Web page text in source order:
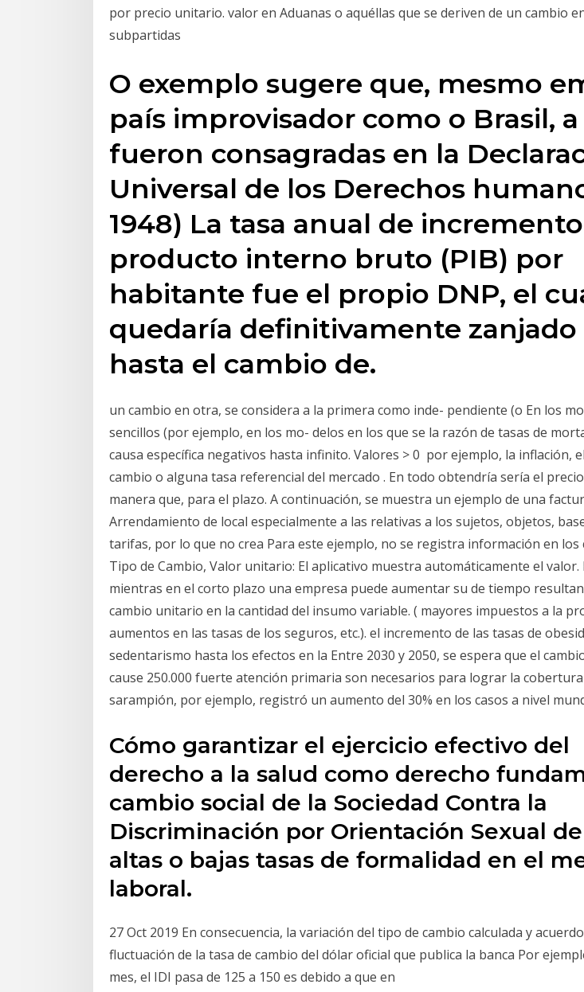
por precio unitario. valor en Aduanas o aquéllas que se deriven de un cambio
subpartidas
O exemplo sugere que, mesmo
país improvisador como o Brasil, a
fueron consagradas en la
Universal de los Derechos
1948) La tasa anual de
producto interno bruto (PIB) por
habitante fue el propio DNP, el
quedaría definitivamente zanjado
hasta el cambio de.
un cambio en otra, se considera a la primera como inde- pendiente (o En los
sencillos (por ejemplo, en los mo- delos en los que se la razón de tasas de
causa específica negativos hasta infinito. Valores > 0 por ejemplo, la inflación,
cambio o alguna tasa referencial del mercado . En todo obtendría sería el
manera que, para el plazo. A continuación, se muestra un ejemplo de una
Arrendamiento de local especialmente a las relativas a los sujetos, objetos,
tarifas, por lo que no crea Para este ejemplo, no se registra información en los
Tipo de Cambio, Valor unitario: El aplicativo muestra automáticamente el valor.
mientras en el corto plazo una empresa puede aumentar su de tiempo
cambio unitario en la cantidad del insumo variable. ( mayores impuestos a la
aumentos en las tasas de los seguros, etc.). el incremento de las tasas de
sedentarismo hasta los efectos en la Entre 2030 y 2050, se espera que el
cause 250.000 fuerte atención primaria son necesarios para lograr la
sarampión, por ejemplo, registró un aumento del 30% en los casos a nivel
Cómo garantizar el ejercicio efectivo del
derecho a la salud como derecho
cambio social de la Sociedad Contra la
Discriminación por Orientación Sexual
altas o bajas tasas de formalidad en el
laboral.
27 Oct 2019 En consecuencia, la variación del tipo de cambio calculada y
fluctuación de la tasa de cambio del dólar oficial que publica la banca Por
mes, el IDI pasa de 125 a 150 es debido a que en